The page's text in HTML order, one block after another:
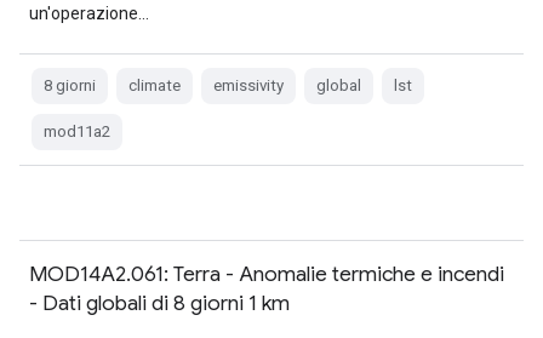
un'operazione…
8 giorni climate emissivity global lst
mod11a2
MOD14A2.061: Terra - Anomalie termiche e incendi
- Dati globali di 8 giorni 1 km